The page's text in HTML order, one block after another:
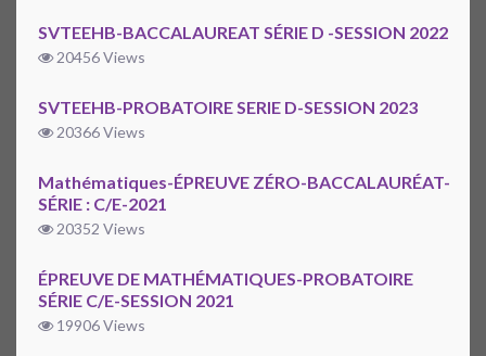
SVTEEHB-BACCALAUREAT SÉRIE D -SESSION 2022
20456 Views
SVTEEHB-PROBATOIRE SERIE D-SESSION 2023
20366 Views
Mathématiques-ÉPREUVE ZÉRO-BACCALAURÉAT-
SÉRIE : C/E-2021
20352 Views
ÉPREUVE DE MATHÉMATIQUES-PROBATOIRE
SÉRIE C/E-SESSION 2021
19906 Views